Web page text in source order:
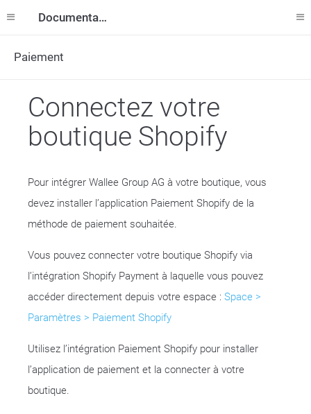
Documentation
Paiement
Connectez votre
boutique Shopify
Pour intégrer Wallee Group AG à votre boutique, vous
devez installer l’application Paiement Shopify de la
méthode de paiement souhaitée.
Vous pouvez connecter votre boutique Shopify via
l’intégration Shopify Payment à laquelle vous pouvez
accéder directement depuis votre espace : Space >
Paramètres > Paiement Shopify
Utilisez l’intégration Paiement Shopify pour installer
l’application de paiement et la connecter à votre
boutique.